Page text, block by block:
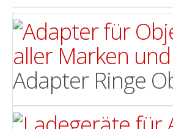
Adapter Ringe